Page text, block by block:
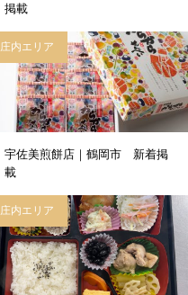
掲載
庄内エリア
宇佐美煎餅店｜鶴岡市 新着掲
載
庄内エリア